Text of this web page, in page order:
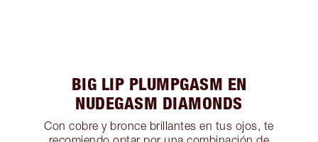
BIG LIP PLUMPGASM EN
NUDEGASM DIAMONDS
Con cobre y bronce brillantes en tus ojos, te